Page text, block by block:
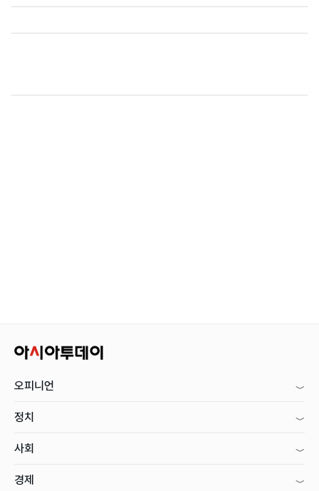
오피니언
정치
사회
경제